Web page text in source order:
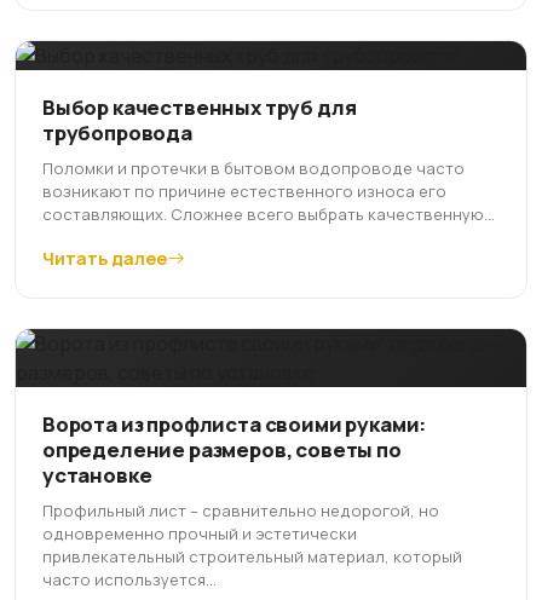
Выбор качественных труб для
трубопровода
Поломки и протечки в бытовом водопроводе часто
возникают по причине естественного износа его
составляющих. Сложнее всего выбрать качественную...
Читать далее
Ворота из профлиста своими руками:
определение размеров, советы по
установке
Профильный лист – сравнительно недорогой, но
одновременно прочный и эстетически
привлекательный строительный материал, который
часто используется...